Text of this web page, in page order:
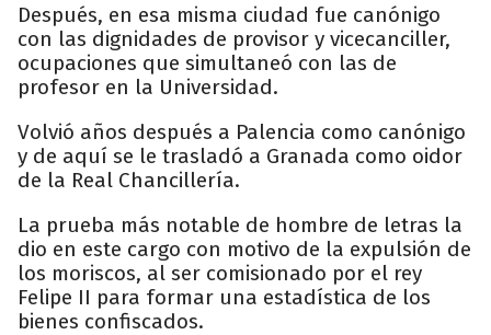
Después, en esa misma ciudad fue canónigo
con las dignidades de provisor y vicecanciller,
ocupaciones que simultaneó con las de
profesor en la Universidad.
Volvió años después a Palencia como canónigo
y de aquí se le trasladó a Granada como oidor
de la Real Chancillería.
La prueba más notable de hombre de letras la
dio en este cargo con motivo de la expulsión de
los moriscos, al ser comisionado por el rey
Felipe II para formar una estadística de los
bienes confiscados.